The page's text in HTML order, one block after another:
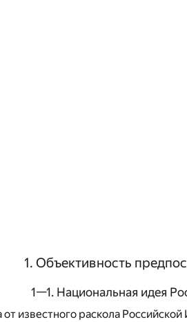
1. Объективность
1—1. Национальная идея
известного раскола